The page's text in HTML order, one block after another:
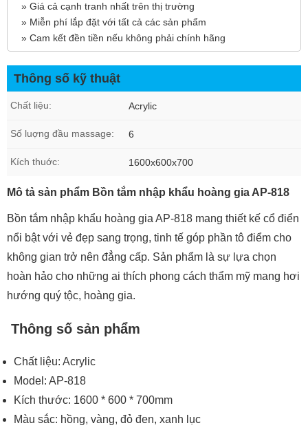
» Giá cả cạnh tranh nhất trên thị trường
» Miễn phí lắp đặt với tất cả các sản phẩm
» Cam kết đền tiền nếu không phải chính hãng
Thông số kỹ thuật
Chất liệu: Acrylic
Số luợng đầu massage: 6
Kích thuớc: 1600x600x700
Mô tả sản phẩm Bồn tắm nhập khẩu hoàng gia AP-818
Bồn tắm nhập khẩu hoàng gia AP-818 mang thiết kế cổ điển
nổi bật với vẻ đẹp sang trọng, tinh tế góp phần tô điểm cho
không gian trở nên đẳng cấp. Sản phẩm là sự lựa chọn
hoàn hảo cho những ai thích phong cách thẩm mỹ mang hơi
hướng quý tộc, hoàng gia.
Thông số sản phẩm
Chất liệu: Acrylic
Model: AP-818
Kích thước: 1600 * 600 * 700mm
Màu sắc: hồng, vàng, đỏ đen, xanh lục